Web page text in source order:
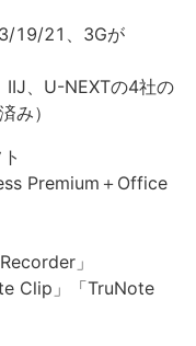
19/21、3Gが
IIJ、U-NEXTの4社の
み）
Premium＋Office
」
Clip」「TruNote